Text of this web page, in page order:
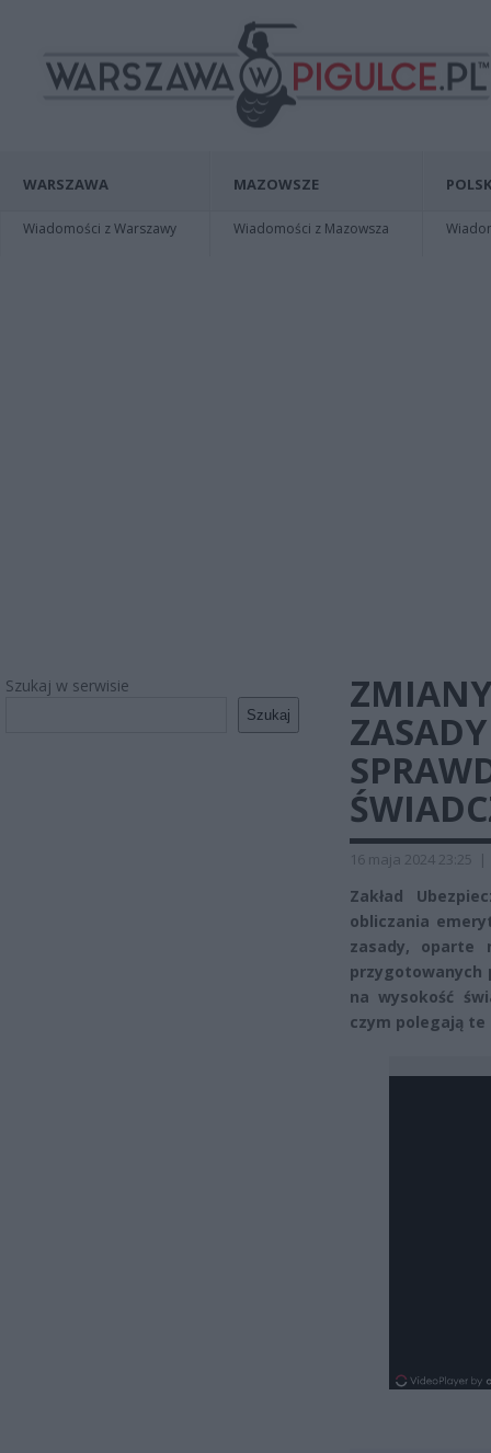
WARSZAWA
Wiadomości z Warszawy
MAZOWSZE
Wiadomości z Mazowsza
Szukaj w serwisie
Szukaj
16 maja 2024 23:25 |
Zakład
obliczania
zasady, oparte
przygotowanych
na wysokość
czym polegają te